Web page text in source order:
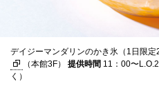
デイジーマンダリンのかき氷（1日限定
（本館3F） 提供時間 11：00〜
く）